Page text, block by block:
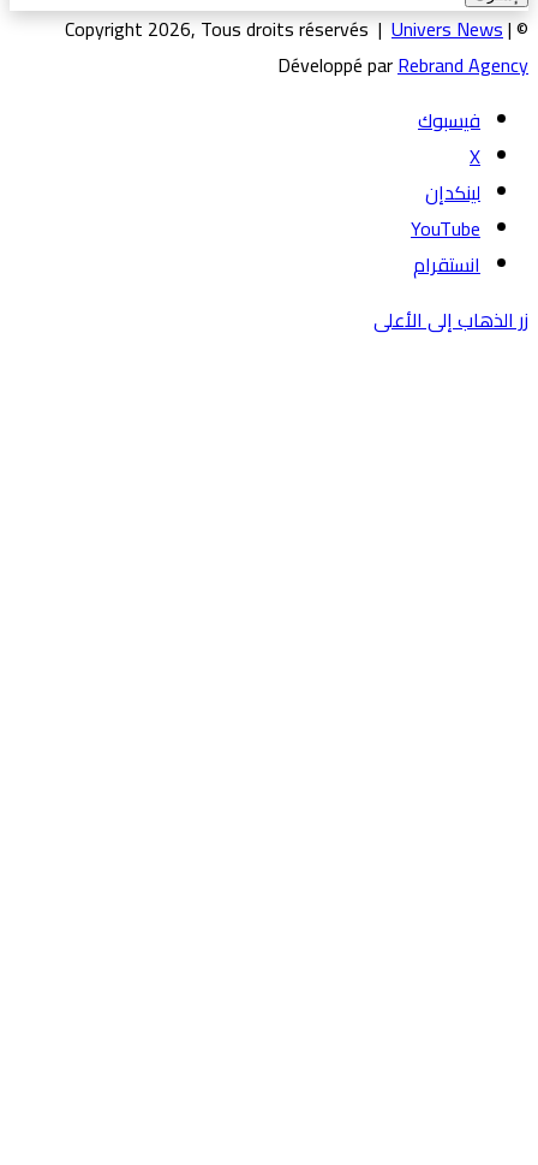
© Copyright 2026, Tous droits réservés |
Univers News|
Développé parRebrand Agency
فيسبوك
‫X
لينكدإن
‫YouTube
انستقرام
زر الذهاب إلى الأعلى